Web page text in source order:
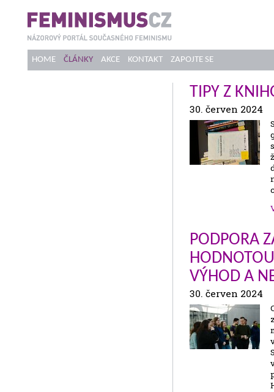
HOME ČLÁNKY AKCE KONTAKT ZAPOJTE SE
TIPY Z
30. červen 2024
PODPORA
VÝHOD A
30. červen 2024